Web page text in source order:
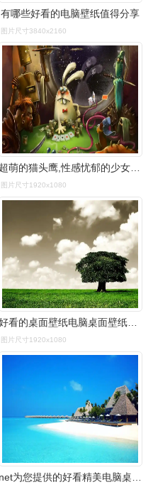
有哪些好看的电脑壁纸值得分享
图片尺寸3840x2160
超萌的猫头鹰,性感忧郁的少女,非常的漂亮,如果你喜欢这些壁纸,那就
图片尺寸1920x1080
图片尺寸1920x1080